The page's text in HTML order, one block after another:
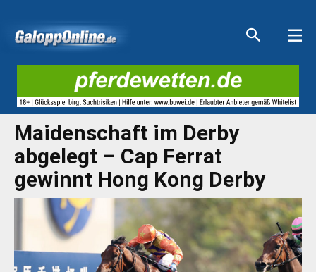
Maidenschaft im Derby
abgelegt – Cap Ferrat
gewinnt Hong Kong Derby